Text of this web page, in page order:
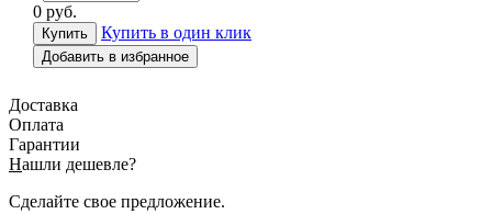
0 руб.
Купить в один клик
Добавить в избранное
Доставка
Оплата
Гарантии
Нашли дешевле?
Сделайте свое предложение.